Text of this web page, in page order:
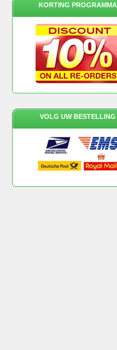
KORTING PROGRAMMA
VOLG UW BESTELLING